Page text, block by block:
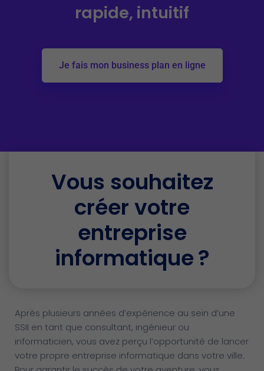
rapide, intuitif
Je fais mon business plan en ligne
Vous souhaitez
créer votre
entreprise
informatique ?
Après plusieurs années d’expérience au sein d’une
SSII en tant que consultant, ingénieur ou
informaticien, vous avez perçu l’opportunité de lancer
votre propre entreprise informatique dans votre ville.